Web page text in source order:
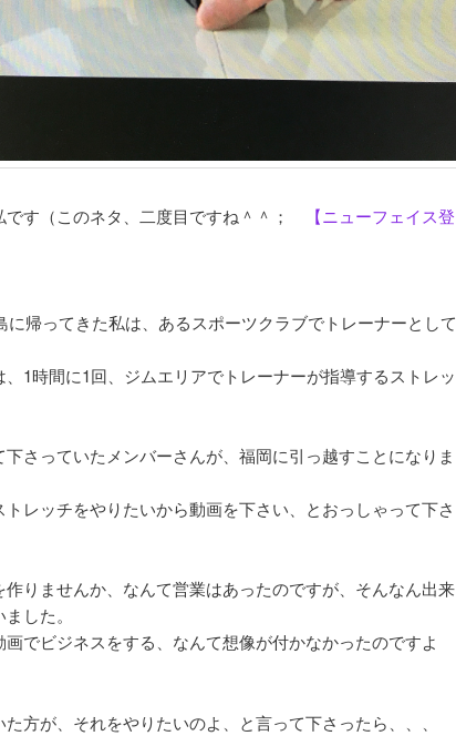
です（このネタ、二度目ですね＾＾；
【ニューフェイス登
に帰ってきた私は、あるスポーツクラブでトレーナーとして
1時間に1回、ジムエリアでトレーナーが指導するストレッ
さっていたメンバーさんが、福岡に引っ越すことになりま
レッチをやりたいから動画を下さい、とおっしゃって下さ
りませんか、なんて営業はあったのですが、そんなん出来
した。
でビジネスをする、なんて想像が付かなかったのですよ
方が、それをやりたいのよ、と言って下さったら、、、